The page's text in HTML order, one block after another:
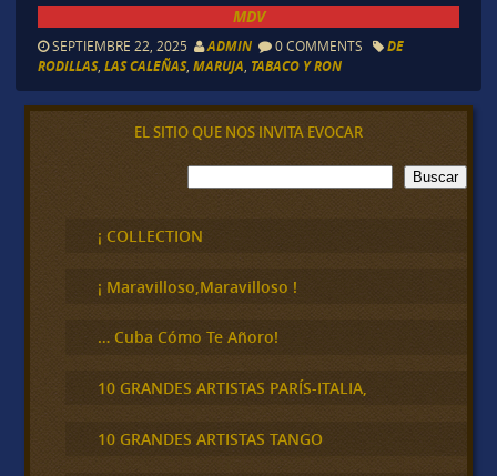
MDV
SEPTIEMBRE 22, 2025 ADMIN 0 COMMENTS
DE
RODILLAS, LAS CALEÑAS, MARUJA TABACO Y RON
EL SITIO QUE NOS INVITA EVOCAR
B
u
c
a
Buscar
¡ COLLECTION
¡ Maravilloso,Maravilloso !
… Cuba Cómo Te Añoro!
10 GRANDES ARTISTAS PARÍS-ITALIA,
10 GRANDES ARTISTAS TANGO